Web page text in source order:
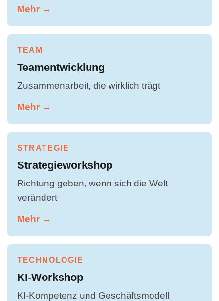
Mehr →
TEAM
Teamentwicklung
Zusammenarbeit, die wirklich trägt
Mehr →
STRATEGIE
Strategieworkshop
Richtung geben, wenn sich die Welt
verändert
Mehr →
TECHNOLOGIE
KI-Workshop
KI-Kompetenz und Geschäftsmodell